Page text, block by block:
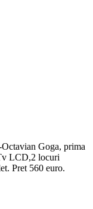
Goga, prima
LCD,2 locuri
Pret 560 euro.